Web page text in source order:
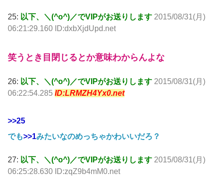
25: 以下、＼(^o^)／でVIPがお送りします 2015/08/31(月)
06:21:29.160 ID:dxbXjdUpd.net
笑うとき目閉じるとか意味わからんよな
26: 以下、＼(^o^)／でVIPがお送りします 2015/08/31(月)
06:22:54.285 ID:LRMZH4Yx0.net
>>25
でも>>1みたいなのめっちゃかわいいだろ？
27: 以下、＼(^o^)／でVIPがお送りします 2015/08/31(月)
06:25:28.630 ID:zqZ9b4mM0.net